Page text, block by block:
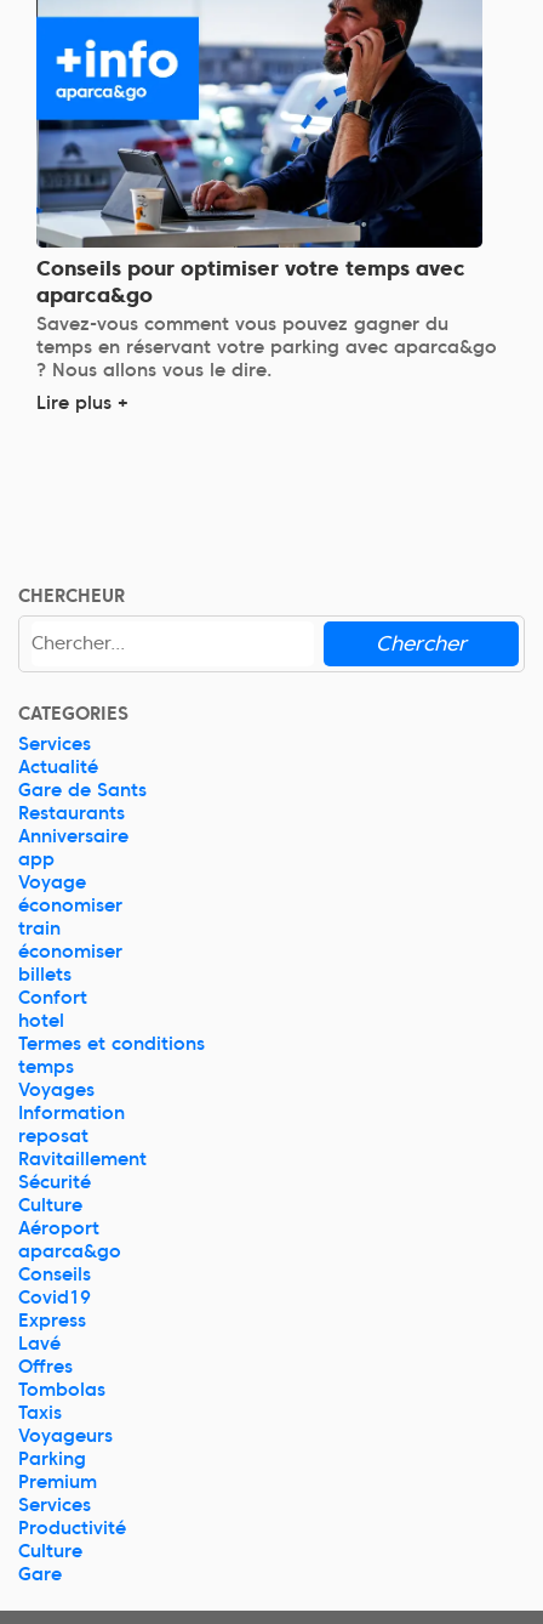
Conseils pour optimiser votre temps avec
aparca&go
Savez-vous comment vous pouvez gagner du
temps en réservant votre parking avec aparca&go
? Nous allons vous le dire.
Lire plus +
CHERCHEUR
Chercher
CATEGORIES
Services
Actualité
Gare de Sants
Restaurants
Anniversaire
app
Voyage
économiser
train
économiser
billets
Confort
hotel
Termes et conditions
temps
Voyages
Information
reposat
Ravitaillement
Sécurité
Culture
Aéroport
aparca&go
Conseils
Covid19
Express
Lavé
Offres
Tombolas
Taxis
Voyageurs
Parking
Premium
Services
Productivité
Culture
Gare